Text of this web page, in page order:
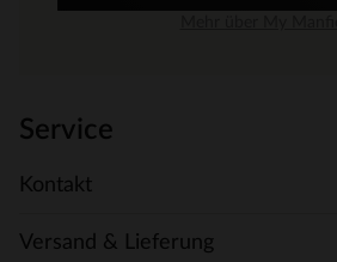
Service
Kontakt
Versand & Lieferung